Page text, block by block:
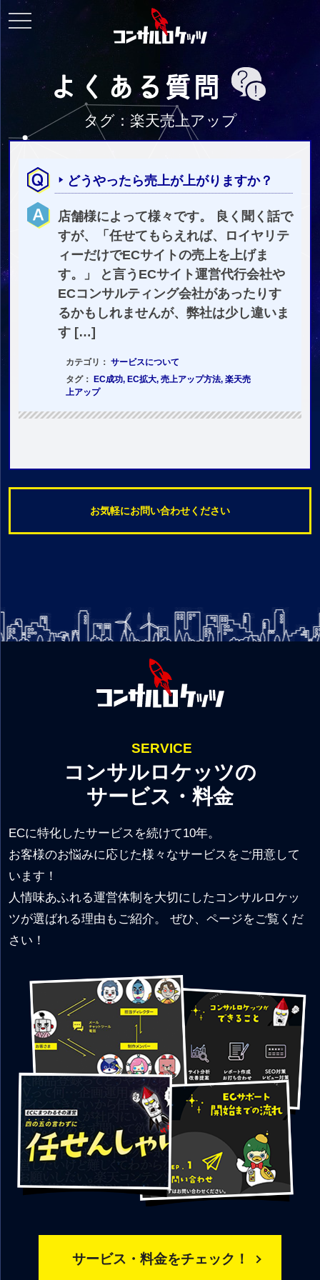
toggle
navigation
タグ：楽天売上アップ
どうやったら売上が上がりますか？
店舗様によって様々です。 良く聞く話で
すが、「任せてもらえれば、ロイヤリテ
ィーだけでECサイトの売上を上げま
す。」 と言うECサイト運営代行会社や
ECコンサルティング会社があったりす
るかもしれませんが、弊社は少し違いま
す […]
カテゴリ： サービスについて
タグ：
EC成功, EC拡大, 売上アップ方法, 楽天売
上アップ
お気軽にお問い合わせください
SERVICE
コンサルロケッツの
サービス・料金
ECに特化したサービスを続けて10年。
お客様のお悩みに応じた様々なサービスをご用意して
います！
人情味あふれる運営体制を大切にしたコンサルロケッ
ツが選ばれる理由もご紹介。 ぜひ、ページをご覧くだ
さい！
サービス・料金をチェック！